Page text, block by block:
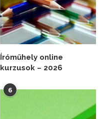
Íróműhely online
kurzusok – 2026
6